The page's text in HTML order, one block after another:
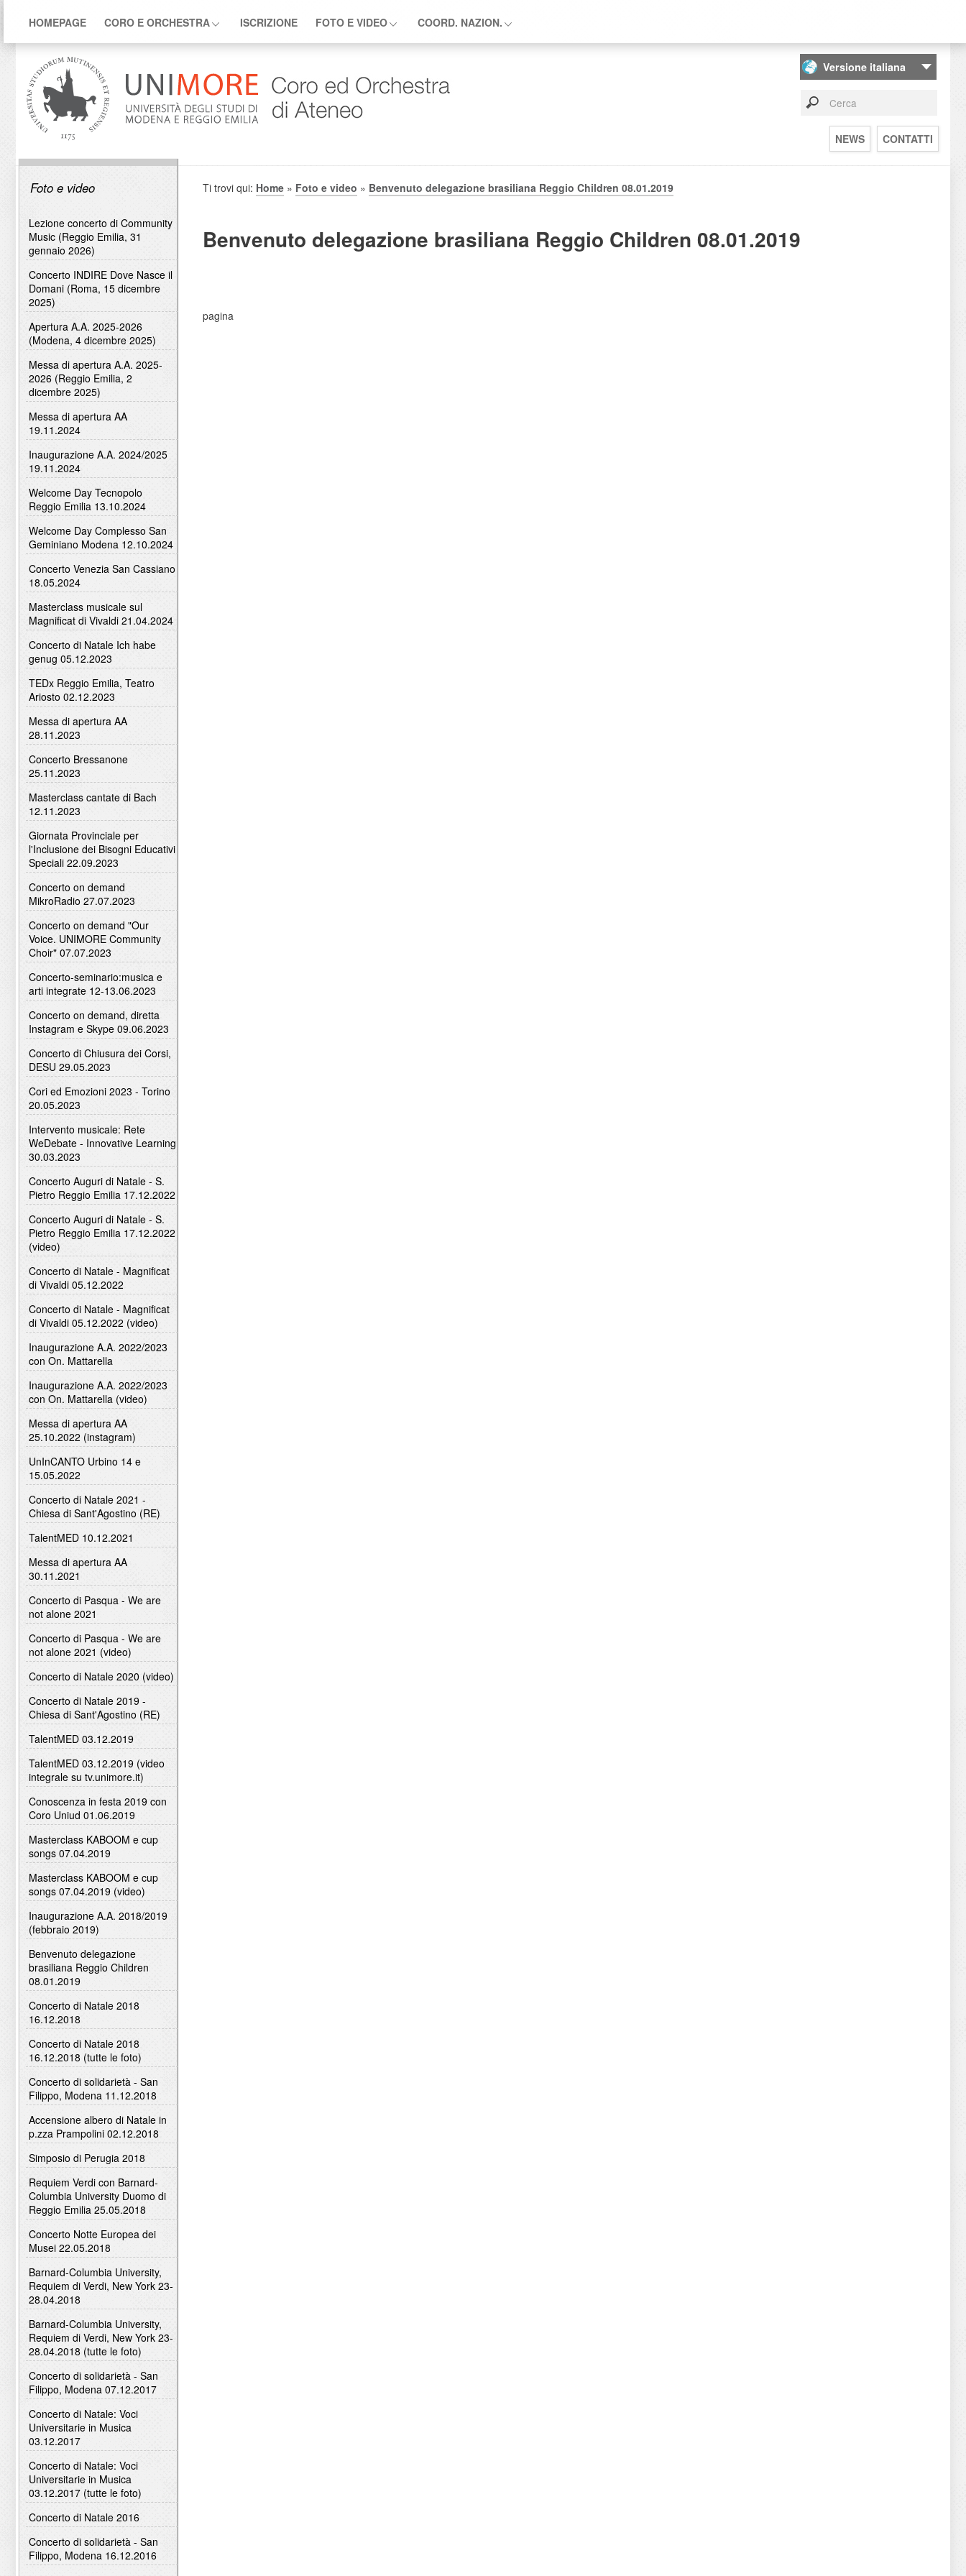
HOMEPAGE CORO E ORCHESTRA ISCRIZIONE FOTO E VIDEO COORD. NAZION.
NEWS CONTATTI
Foto e video
Lezione concerto di Community
Music (Reggio Emilia, 31
gennaio 2026)
Concerto INDIRE Dove Nasce il
Domani (Roma, 15 dicembre
2025)
Apertura A.A. 2025-2026
(Modena, 4 dicembre 2025)
Messa di apertura A.A. 2025-
2026 (Reggio Emilia, 2
dicembre 2025)
Messa di apertura AA
19.11.2024
Inaugurazione A.A. 2024/2025
19.11.2024
Welcome Day Tecnopolo
Reggio Emilia 13.10.2024
Welcome Day Complesso San
Geminiano Modena 12.10.2024
Concerto Venezia San Cassiano
18.05.2024
Masterclass musicale sul
Magnificat di Vivaldi 21.04.2024
Concerto di Natale Ich habe
genug 05.12.2023
TEDx Reggio Emilia, Teatro
Ariosto 02.12.2023
Messa di apertura AA
28.11.2023
Concerto Bressanone
25.11.2023
Masterclass cantate di Bach
12.11.2023
Giornata Provinciale per
l'Inclusione dei Bisogni Educativi
Speciali 22.09.2023
Concerto on demand
MikroRadio 27.07.2023
Concerto on demand "Our
Voice. UNIMORE Community
Choir" 07.07.2023
Concerto-seminario:musica e
arti integrate 12-13.06.2023
Concerto on demand, diretta
Instagram e Skype 09.06.2023
Concerto di Chiusura dei Corsi,
DESU 29.05.2023
Cori ed Emozioni 2023 - Torino
20.05.2023
Intervento musicale: Rete
WeDebate - Innovative Learning
30.03.2023
Concerto Auguri di Natale - S.
Pietro Reggio Emilia 17.12.2022
Concerto Auguri di Natale - S.
Pietro Reggio Emilia 17.12.2022
(video)
Concerto di Natale - Magnificat
di Vivaldi 05.12.2022
Concerto di Natale - Magnificat
di Vivaldi 05.12.2022 (video)
Inaugurazione A.A. 2022/2023
con On. Mattarella
Inaugurazione A.A. 2022/2023
con On. Mattarella (video)
Messa di apertura AA
25.10.2022 (instagram)
UnInCANTO Urbino 14 e
15.05.2022
Concerto di Natale 2021 -
Chiesa di Sant'Agostino (RE)
TalentMED 10.12.2021
Messa di apertura AA
30.11.2021
Concerto di Pasqua - We are
not alone 2021
Concerto di Pasqua - We are
not alone 2021 (video)
Concerto di Natale 2020 (video)
Concerto di Natale 2019 -
Chiesa di Sant'Agostino (RE)
TalentMED 03.12.2019
TalentMED 03.12.2019 (video
integrale su tv.unimore.it)
Conoscenza in festa 2019 con
Coro Uniud 01.06.2019
Masterclass KABOOM e cup
songs 07.04.2019
Masterclass KABOOM e cup
songs 07.04.2019 (video)
Inaugurazione A.A. 2018/2019
(febbraio 2019)
Benvenuto delegazione
brasiliana Reggio Children
08.01.2019
Concerto di Natale 2018
16.12.2018
Concerto di Natale 2018
16.12.2018 (tutte le foto)
Concerto di solidarietà - San
Filippo, Modena 11.12.2018
Accensione albero di Natale in
p.zza Prampolini 02.12.2018
Simposio di Perugia 2018
Requiem Verdi con Barnard-
Columbia University Duomo di
Reggio Emilia 25.05.2018
Concerto Notte Europea dei
Musei 22.05.2018
Barnard-Columbia University,
Requiem di Verdi, New York 23-
28.04.2018
Barnard-Columbia University,
Requiem di Verdi, New York 23-
28.04.2018 (tutte le foto)
Concerto di solidarietà - San
Filippo, Modena 07.12.2017
Concerto di Natale: Voci
Universitarie in Musica
03.12.2017
Concerto di Natale: Voci
Universitarie in Musica
03.12.2017 (tutte le foto)
Concerto di Natale 2016
Concerto di solidarietà - San
Filippo, Modena 16.12.2016
Ti trovi qui: Home » Foto e video » Benvenuto delegazione brasiliana Reggio Children 08.01.2019
Benvenuto delegazione brasiliana Reggio Children 08.01.2019
pagina